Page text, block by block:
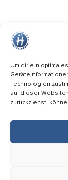
Um dir ein
Technologien
auf dieser
zurückziehst,